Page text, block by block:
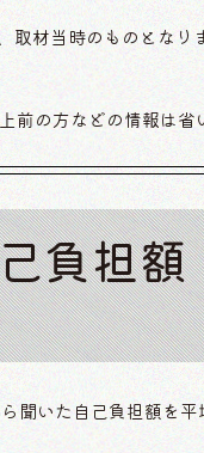
取材当時のものとな
前の方などの情報は省
負担
聞いた自己負担額を